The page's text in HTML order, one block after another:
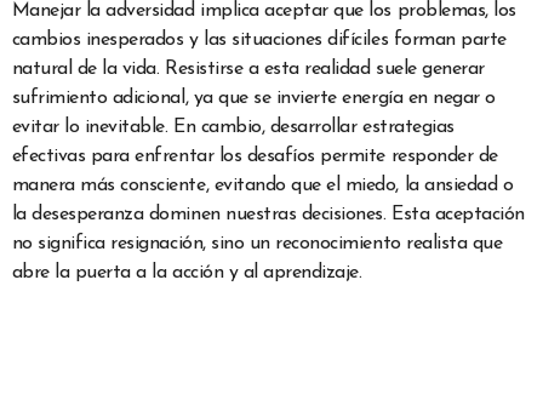
Manejar la adversidad implica aceptar que los problemas, los
cambios inesperados y las situaciones difíciles forman parte
natural de la vida. Resistirse a esta realidad suele generar
sufrimiento adicional, ya que se invierte energía en negar o
evitar lo inevitable. En cambio, desarrollar estrategias
efectivas para enfrentar los desafíos permite responder de
manera más consciente, evitando que el miedo, la ansiedad o
la desesperanza dominen nuestras decisiones. Esta aceptación
no significa resignación, sino un reconocimiento realista que
abre la puerta a la acción y al aprendizaje.